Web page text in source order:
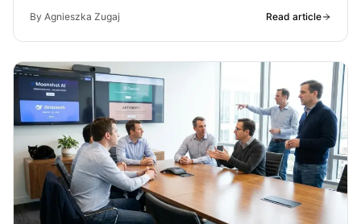
By Agnieszka Zugaj Read article